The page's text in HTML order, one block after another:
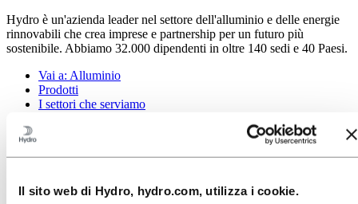
Il sito web di Hydro, hydro.com, utilizza i cookie.
Hydro è un'azienda leader nel settore dell'alluminio e delle energie
rinnovabili che crea imprese e partnership per un futuro più
sostenibile. Abbiamo 32.000 dipendenti in oltre 140 sedi e 40 Paesi.
Vai a: Alluminio
Prodotti
I settori che serviamo
Vai a:Energy
Vai a:Sostenibilità
Bilancio di Sostenibilità 2023